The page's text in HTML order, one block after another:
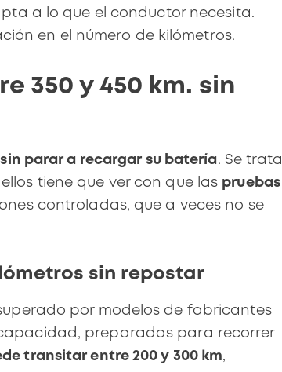
a lo que el conductor necesita.
en el número de kilómetros.
350 y 450 km. sin
sin parar a recargar su batería. Se trata
tiene que ver con que las pruebas
controladas, que a veces no se
sin repostar
por modelos de fabricantes
, preparadas para recorrer
transitar entre 200 y 300 km,